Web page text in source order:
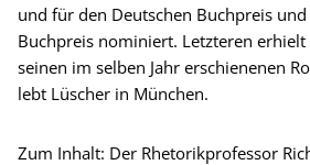
und für den Deutschen Buchpreis
Buchpreis nominiert. Letzteren
seinen im selben Jahr erschienenen
lebt Lüscher in München.
Zum Inhalt: Der Rhetorikprofessor